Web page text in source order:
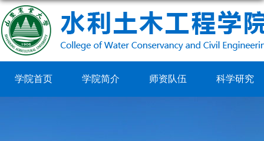
学院首页 学院简介 师资队伍 科学研究